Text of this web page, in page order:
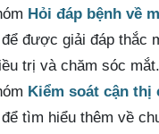
Hỏi đáp bệnh về
được giải đáp thắc
trị và chăm sóc mắt.
Kiểm soát cận thị
để tìm hiểu thêm về